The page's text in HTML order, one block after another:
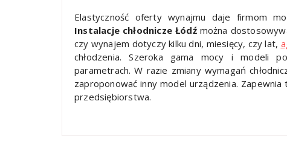
Elastyczność oferty wynajmu daje firmom
Instalacje chłodnicze Łódźmożna
czy wynajem dotyczy kilku dni, miesięcy, czy lat,
chłodzenia. Szeroka gama mocy i modeli
parametrach. W razie zmiany wymagań
zaproponować inny model urządzenia.
przedsiębiorstwa.